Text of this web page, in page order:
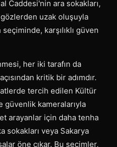
Caddesi'nin ara sokakları,
gözlerden uzak oluşuyla
karşılıklı güven
her iki tarafın da
kritik bir adımdır.
tercih edilen Kültür
güvenlik kameralarıyla
arayanlar için daha tenha
sokakları veya Sakarya
öne çıkar. Bu seçimler,